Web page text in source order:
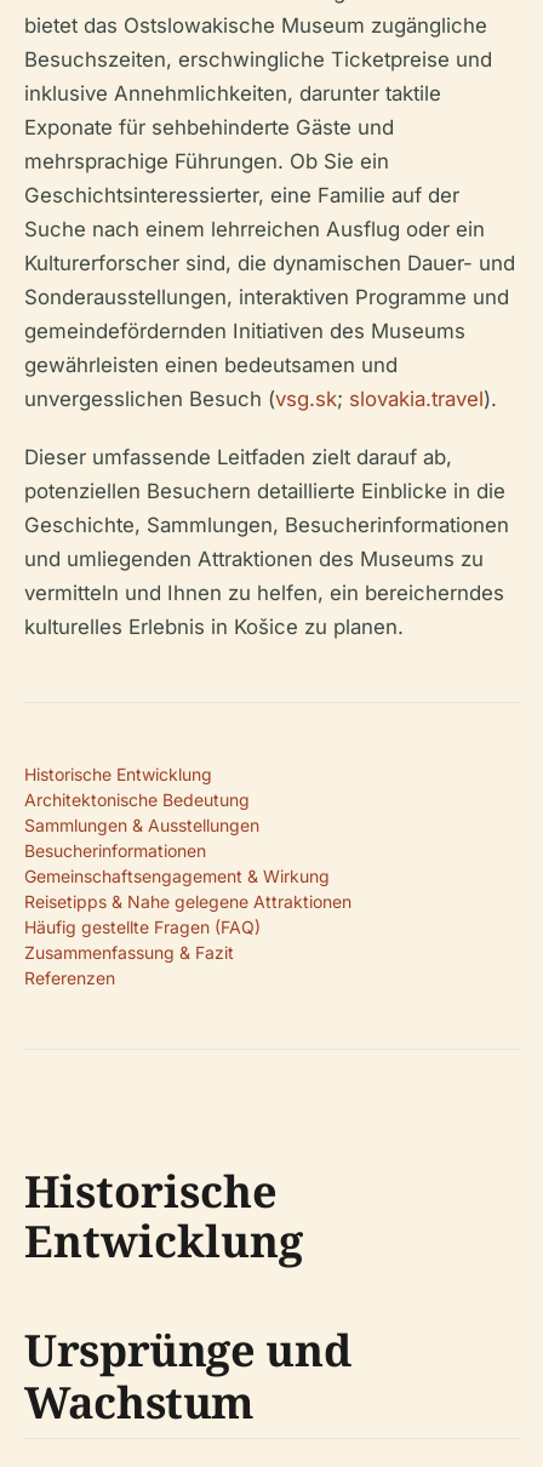
bietet das Ostslowakische Museum zugängliche
Besuchszeiten, erschwingliche Ticketpreise und
inklusive Annehmlichkeiten, darunter taktile
Exponate für sehbehinderte Gäste und
mehrsprachige Führungen. Ob Sie ein
Geschichtsinteressierter, eine Familie auf der
Suche nach einem lehrreichen Ausflug oder ein
Kulturerforscher sind, die dynamischen Dauer- und
Sonderausstellungen, interaktiven Programme und
gemeindefördernden Initiativen des Museums
gewährleisten einen bedeutsamen und
unvergesslichen Besuch (vsg.sk; slovakia.travel).
Dieser umfassende Leitfaden zielt darauf ab,
potenziellen Besuchern detaillierte Einblicke in die
Geschichte, Sammlungen, Besucherinformationen
und umliegenden Attraktionen des Museums zu
vermitteln und Ihnen zu helfen, ein bereicherndes
kulturelles Erlebnis in Košice zu planen.
Historische Entwicklung
Architektonische Bedeutung
Sammlungen & Ausstellungen
Besucherinformationen
Gemeinschaftsengagement & Wirkung
Reisetipps & Nahe gelegene Attraktionen
Häufig gestellte Fragen (FAQ)
Zusammenfassung & Fazit
Referenzen
Historische
Entwicklung
Ursprünge und
Wachstum